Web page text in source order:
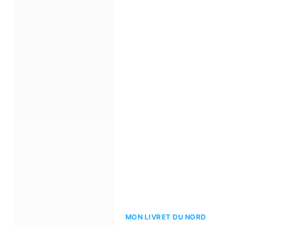
MON LIVRET DU NORD